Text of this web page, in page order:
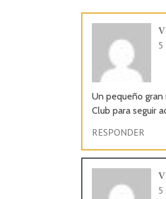
5
Un pequeño
Club para seguir
RESPONDER
5